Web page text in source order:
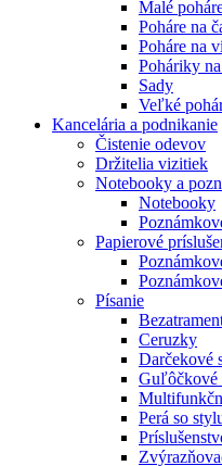
Malé
Poháre na
Poháre na
Poháriky
Sady
Veľké
Kancelária a podnikanie
Čistenie odevov
Držitelia vizitiek
Notebooky a
Notebooky
Papierové
Písanie
Ceruzky
Darčekové
Guľôčkové
Perá so